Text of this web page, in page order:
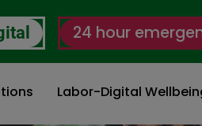
24 hour
Labor-Digital